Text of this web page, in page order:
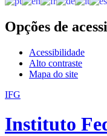
Opções de
Acessibilidade
Alto contraste
Mapa do site
IFG
Instituto